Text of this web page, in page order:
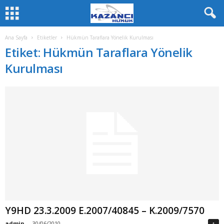
Ana Sayfa Etiketler Hükmün Taraflara Yönelik Kurulması
Etiket: Hükmün Taraflara Yönelik
Kurulması
Y9HD 23.3.2009 E.2007/40845 – K.2009/7570